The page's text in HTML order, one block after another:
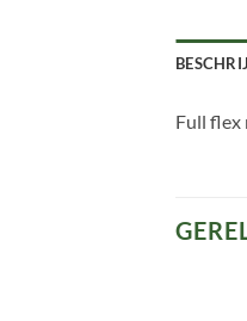
Full flex